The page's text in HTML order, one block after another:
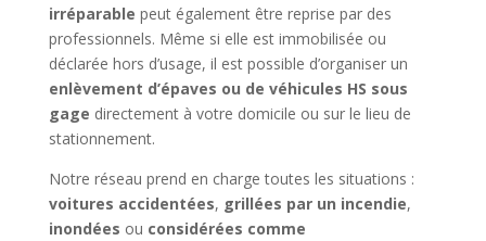
irréparable peut également être reprise par des
professionnels. Même si elle est immobilisée ou
déclarée hors d’usage, il est possible d’organiser un
enlèvement d’épaves ou de véhicules HS sous
gage directement à votre domicile ou sur le lieu de
stationnement.
Notre réseau prend en charge toutes les situations :
voitures accidentées, grillées par un incendie,
inondées ou considérées comme